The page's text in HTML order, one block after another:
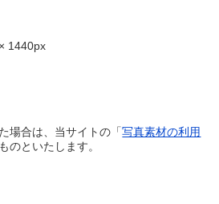
1440px
場合は、当サイトの「写真素材の利用
のといたします。